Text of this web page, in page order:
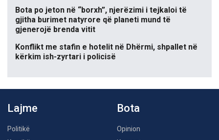
Bota po jeton në “borxh”, njerëzimi i tejkaloi të
gjitha burimet natyrore që planeti mund të
gjenerojë brenda vitit
Konflikt me stafin e hotelit në Dhërmi, shpallet në
kërkim ish-zyrtari i policisë
Lajme
Politikë
Bota
Opinion